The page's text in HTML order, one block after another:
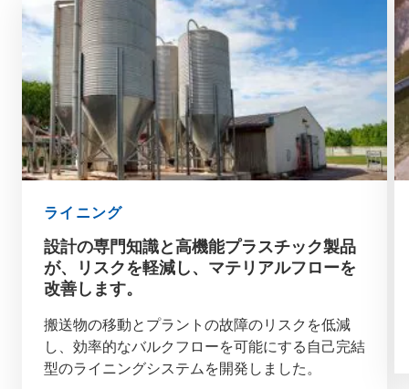
ライニング
設計の専門知識と高機能プラスチック製品
が、リスクを軽減し、マテリアルフローを
改善します。
搬送物の移動とプラントの故障のリスクを低減
し、効率的なバルクフローを可能にする自己完結
型のライニングシステムを開発しました。